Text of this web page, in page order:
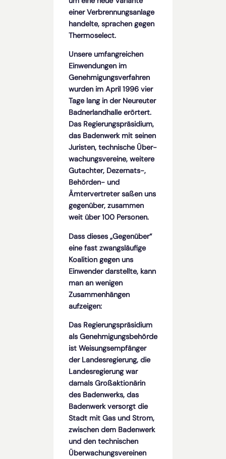
einer Verbrennungs­anlage
handelte, sprachen gegen
Thermoselect.
Unsere umfangreichen
Einwendungen im
Genehmigungsverfahren
wurden im April 1996 vier
Tage lang in der Neureuter
Badnerlandhalle erörtert.
Das Regierungs­präsidium,
das Badenwerk mit seinen
Juristen, technische Über­
wachungs­­vereine, weitere
Gutachter, Dezernats-,
Behörden- und
Ämtervertreter saßen uns
gegenüber, zusammen
weit über 100 Personen.
Dass dieses „Gegenüber“
eine fast zwangsläufige
Koalition gegen uns
Einwender darstellte, kann
man an wenigen
Zusammenhängen
aufzeigen:
Das Regierungspräsidium
als Genehmigungsbehörde
ist Weisungsempfänger
der Landesregierung, die
Landesregierung war
damals Großaktionärin
des Badenwerks, das
Badenwerk versorgt die
Stadt mit Gas und Strom,
zwischen dem Badenwerk
und den technischen
Überwachungsvereinen